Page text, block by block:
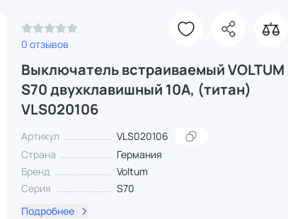
0 отзывов
Выключатель встраиваемый VOLTUM
S70 двухклавишный 10А, (титан)
VLS020106
Артикул
VLS020106
Страна
Германия
Бренд
Voltum
Серия
S70
Подробнее
Закрыть